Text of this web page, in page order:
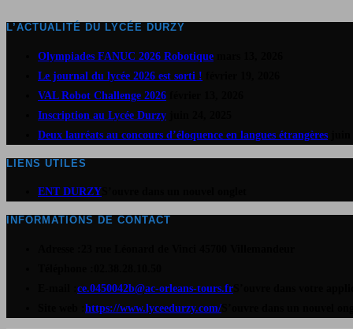
L’ACTUALITÉ DU LYCÉE DURZY
Olympiades FANUC 2026 Robotique
Le journal du lycée 2026 est sorti !
VAL Robot Challenge 2026
Inscription au Lycée Durzy
Deux lauréats au concours d’éloquence en langues étrangères
LIENS UTILES
ENT DURZY
INFORMATIONS DE CONTACT
ce.0450042b@ac-orleans-tours.fr
https://www.lyceedurzy.com/